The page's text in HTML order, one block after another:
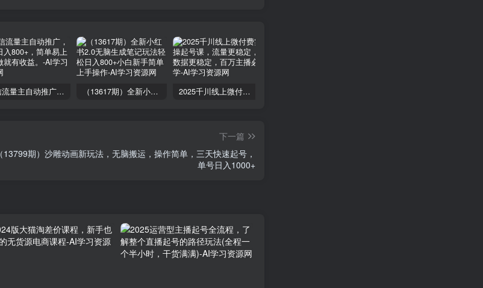
微信流量主自动推广，轻松日入800+，简单易上手，做就有收益。 （13617期）全新小红书2.0无脑生成笔记玩法轻松日入800+小白新手简单上手操作 2025千川线上微付费实操起号课，流量更稳定，数据更稳定，百万主播必学
下一篇
（13799期）沙雕动画新玩法，无脑搬运，操作简单，三天快速起号，
单号日入1000+